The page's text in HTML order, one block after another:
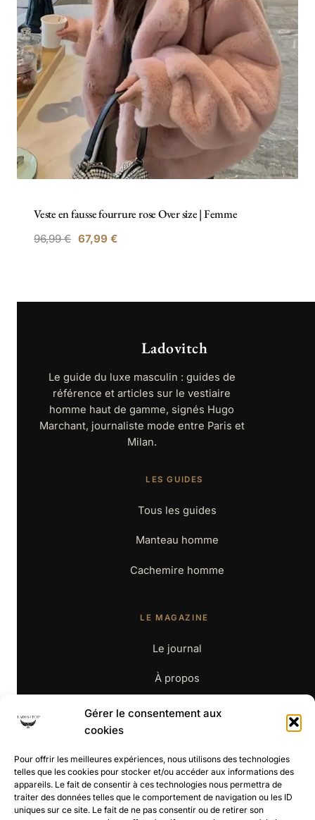
Gérer le consentement aux
cookies
Pour offrir les meilleures expériences, nous utilisons des technologies
telles que les cookies pour stocker et/ou accéder aux informations des
appareils. Le fait de consentir à ces technologies nous permettra de
traiter des données telles que le comportement de navigation ou les ID
uniques sur ce site. Le fait de ne pas consentir ou de retirer son
Veste en fausse fourrure rose Over size | Femme
96,99€ Le
67,99€Le
Ladovitch
Le guide du luxe masculin : guides de
référence et articles sur le vestiaire
homme haut de gamme, signés Hugo
Marchant, journaliste mode entre Paris et
Milan.
LES GUIDES
Tous les guides
Manteau homme
Cachemire homme
LE MAGAZINE
Le journal
À propos
Contact
BOUTIQUE
La boutique
CGV